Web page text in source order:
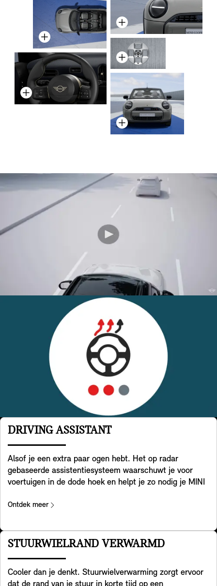
DRIVING ASSISTANT
Alsof je een extra paar ogen hebt. Het op radar
gebaseerde assistentiesysteem waarschuwt je voor
voertuigen in de dode hoek en helpt je zo nodig je MINI
systeem bij het detecteren van overstekend verkeer
helpt ook bij het voorkomen van ongelukken achterop je
MINI, bijvoorbeeld door naderend verkeer te
het openen van de deur bij het uitstappen, als er een
Ontdek meer
STUURWIELRAND VERWARMD
Cooler dan je denkt. Stuurwielverwarming zorgt ervoor